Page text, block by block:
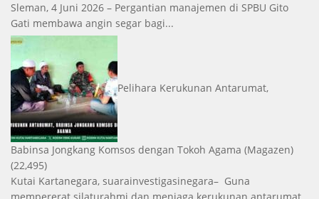
Sleman, 4 Juni 2026 – Pergantian manajemen di SPBU Gito
Gati membawa angin segar bagi...
Pelihara Kerukunan Antarumat,
Babinsa Jongkang Komsos dengan Tokoh Agama (Magazen)
(22,495)
Kutai Kartanegara, suarainvestigasinegara– Guna